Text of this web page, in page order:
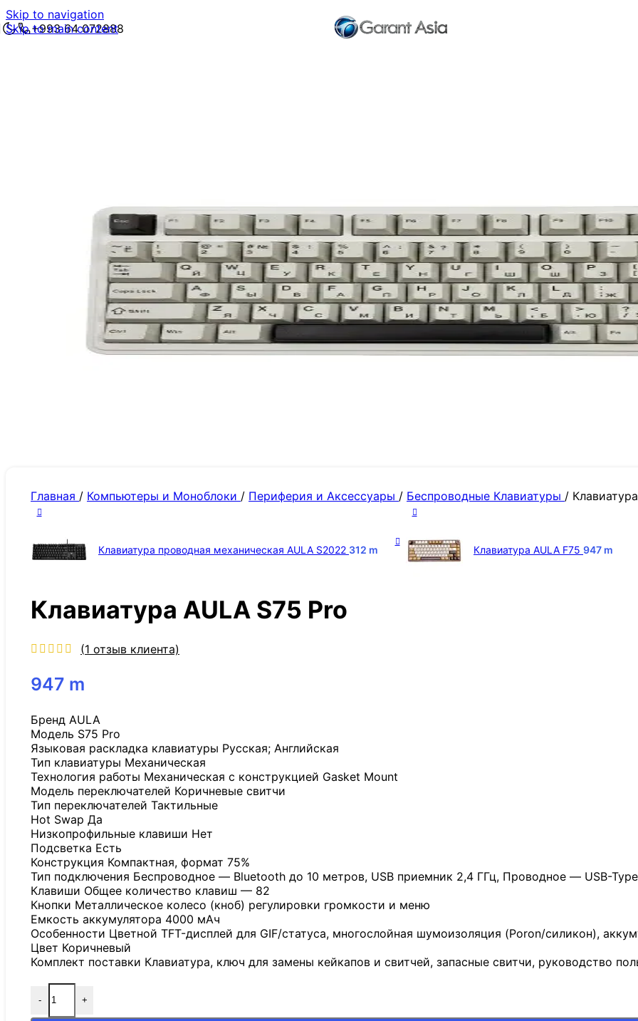
Skip to navigation
Skip to main content
+993 64 072888
Главная / Компьютеры и Моноблоки / Периферия и Аксессуары / Беспроводные Клавиатуры /
Клавиатура проводная механическая AULA S2022 312 m Клавиатура AULA F75 947 m
Клавиатура AULA S75 Pro
(1 отзыв клиента)
947 m
Бренд AULA
Модель S75 Pro
Языковая раскладка клавиатуры Русская; Английская
Тип клавиатуры Механическая
Технология работы Механическая с конструкцией Gasket Mount
Модель переключателей Коричневые свитчи
Тип переключателей Тактильные
Hot Swap Да
Низкопрофильные клавиши Нет
Подсветка Есть
Конструкция Компактная, формат 75%
Тип подключения Беспроводное — Bluetooth до 10 метров, USB приемник 2,4 ГГц, Проводное — USB-
Клавиши Общее количество клавиш — 82
Кнопки Металлическое колесо (кноб) регулировки громкости и меню
Емкость аккумулятора 4000 мАч
Особенности Цветной TFT-дисплей для GIF/статуса, многослойная шумоизоляция (Poron/силикон),
Цвет Коричневый
Комплект поставки Клавиатура, ключ для замены кейкапов и свитчей, запасные свитчи, руководство
- +